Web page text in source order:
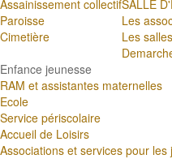
Assainissement collectif
Paroisse
Cimetière
SALLE
Les
Les salles
Enfance jeunesse
RAM et assistantes maternelles
Ecole
Service périscolaire
Accueil de Loisirs
Associations et services pour les